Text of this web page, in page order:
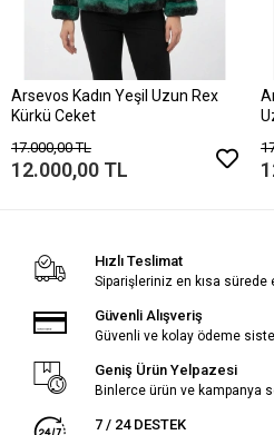
Arsevos Kadın Yeşil Uzun Rex
Kürkü Ceket
17.000,00 TL
12.000,00 TL
Hızlı Teslimat
Siparişleriniz en kısa sürede
Güvenli Alışveriş
Güvenli ve kolay ödeme
Geniş Ürün Yelpazesi
Binlerce ürün ve kampanya
7 / 24 DESTEK